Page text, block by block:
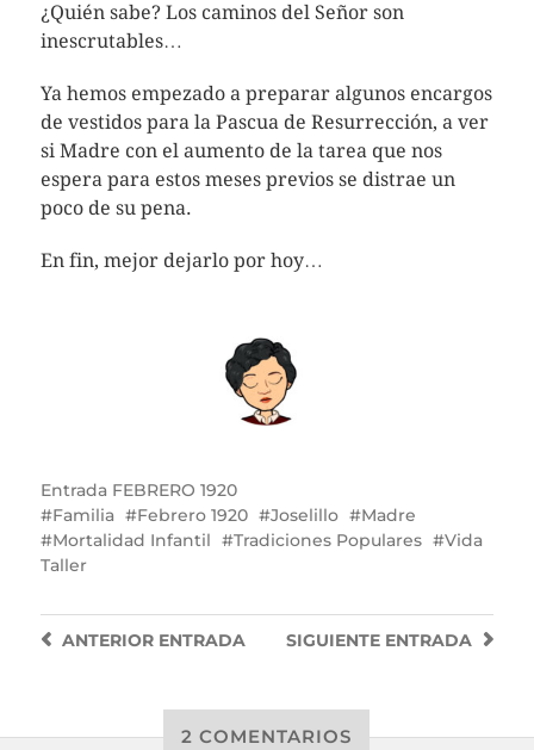
¿Quién sabe? Los caminos del Señor son
inescrutables…
Ya hemos empezado a preparar algunos encargos
de vestidos para la Pascua de Resurrección, a ver
si Madre con el aumento de la tarea que nos
espera para estos meses previos se distrae un
poco de su pena.
En fin, mejor dejarlo por hoy…
Entrada FEBRERO 1920
Familia
Febrero 1920 Joselillo
Madre
Mortalidad Infantil
Tradiciones Populares
Vida
Taller
SIGUIENTE ENTRADA
ANTERIORENTRADA
2 COMENTARIOS